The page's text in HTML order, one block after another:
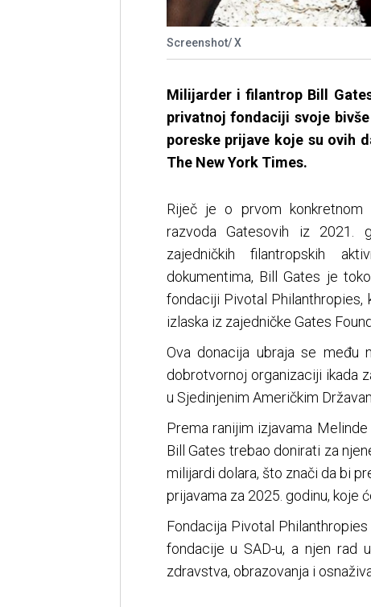
Screenshot/ X
Milijarder i filantrop Bill
privatnoj fondaciji svoje
poreske prijave koje su ovih
The New York Times.
Riječ je o prvom konkretnom
razvoda Gatesovih iz 2021.
zajedničkih filantropskih
dokumentima, Bill Gates je
fondaciji Pivotal Philanthropies,
izlaska iz zajedničke Gates
Ova donacija ubraja se među
dobrotvornoj organizaciji ikada
u Sjedinjenim Američkim
Prema ranijim izjavama
Bill Gates trebao donirati za
milijardi dolara, što znači da bi
prijavama za 2025. godinu, koje
Fondacija Pivotal
fondacije u SAD-u, a njen rad
zdravstva, obrazovanja i